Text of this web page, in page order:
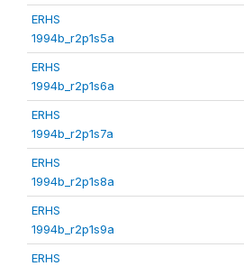
ERHS
1994b_r2p1s5a
ERHS
1994b_r2p1s6a
ERHS
1994b_r2p1s7a
ERHS
1994b_r2p1s8a
ERHS
1994b_r2p1s9a
ERHS